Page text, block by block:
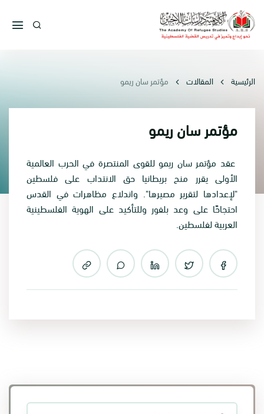
الرئيسية المقالات مؤتمر سان ريمو
مؤتمر سان ريمو
عقد مؤتمر سان ريمو للقوى المنتصرة في الحرب العالمية
الأولى يقرر منح بريطانيا حق الانتداب على فلسطين
"لإعدادها لتقرير مصيرها". واندلاع مظاهرات في القدس
احتجاحًا على وعد بلفور وللتأكيد على الهوية الفلسطينية
العربية لفلسطين.